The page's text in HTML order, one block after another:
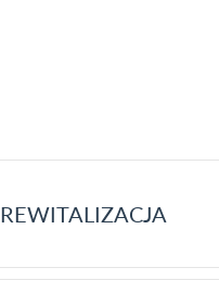
REWITALIZACJA